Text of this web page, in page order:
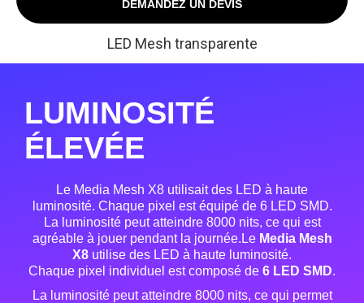
DEMANDEZ UN DEVIS
LED Mesh transparente
LUMINOSITÉ
ÉLEVÉE
Le Media Mesh X8 utilisait des LED à haute
luminosité. Chaque pixel est équipé de 6 LED SMD.
La luminosité peut atteindre 8000 nits, ce qui est
agréable à jouer pendant la journée.Le Media Mesh
X8 utilise des LED à haute luminosité.
Chaque pixel individuel est composé de 6 LED SMD.
La luminosité peut atteindre 8000 nits, ce qui permet